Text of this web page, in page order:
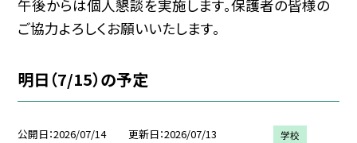
午後からは個人懇談を実施します。保護者の皆様の
ご協力よろしくお願いいたします。
明日（7/15）の予定
公開日 2026/07/14 更新日 2026/07/13 学校